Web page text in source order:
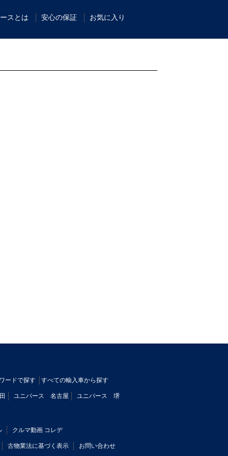
スとは 安心の保証 お気に入り
ードで探す すべての輸入車から探す
ユニバース 名古屋 ユニバース 堺
クルマ動画 コレデ
古物業法に基づく表示 お問い合わせ